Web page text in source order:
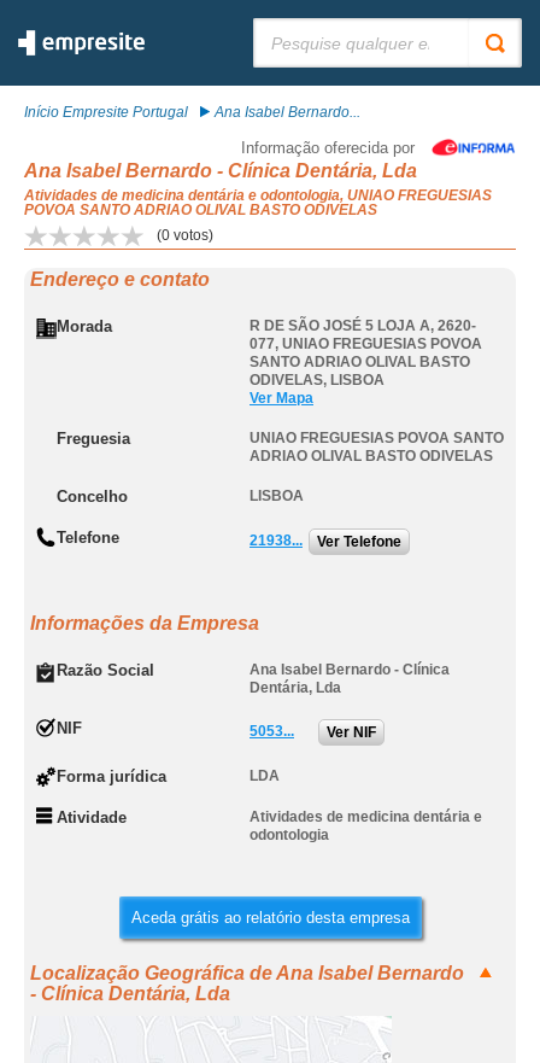
Início Empresite Portugal Ana Isabel Bernardo...
Informação oferecida por
Ana Isabel Bernardo - Clínica Dentária, Lda
Atividades de medicina dentária e odontologia, UNIAO FREGUESIAS
POVOA SANTO ADRIAO OLIVAL BASTO ODIVELAS
(0 votos)
Endereço e contato
Morada
R DE SÃO JOSÉ 5 LOJA A, 2620-
077, UNIAO FREGUESIAS POVOA
SANTO ADRIAO OLIVAL BASTO
ODIVELAS, LISBOA
Ver Mapa
Freguesia
UNIAO FREGUESIAS POVOA SANTO
ADRIAO OLIVAL BASTO ODIVELAS
Concelho LISBOA
Telefone 21938... Ver Telefone
Informações da Empresa
Razão Social
Ana Isabel Bernardo - Clínica
Dentária, Lda
NIF 5053... Ver NIF
Forma jurídica LDA
Atividade
Atividades de medicina dentária e
odontologia
Aceda grátis ao relatório desta empresa
Localização Geográfica de Ana Isabel Bernardo
- Clínica Dentária, Lda